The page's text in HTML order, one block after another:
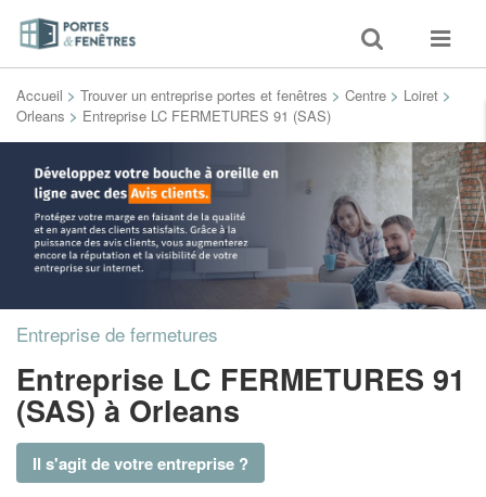
Toggle
search
Toggle
Accueil > Trouver un entreprise portes et fenêtres > Centre > Loiret >
Orleans > Entreprise LC FERMETURES 91 (SAS)
Entreprise de fermetures
Entreprise LC FERMETURES 91
(SAS)à Orleans
Il s'agit de votre entreprise ?